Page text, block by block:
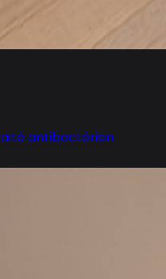
antibactérien.